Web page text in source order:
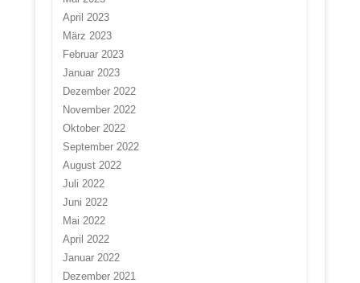
April 2023
März 2023
Februar 2023
Januar 2023
Dezember 2022
November 2022
Oktober 2022
September 2022
August 2022
Juli 2022
Juni 2022
Mai 2022
April 2022
Januar 2022
Dezember 2021